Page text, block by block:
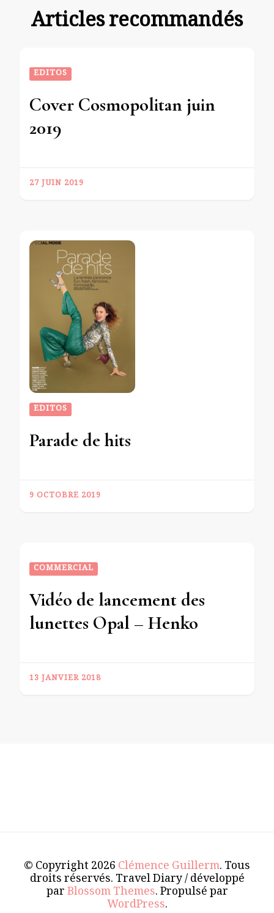
Articles recommandés
EDITOS
Cover Cosmopolitan juin
2019
27 JUIN 2019
EDITOS
Parade de hits
9 OCTOBRE 2019
COMMERCIAL
Vidéo de lancement des
lunettes Opal – Henko
13 JANVIER 2018
© Copyright 2026 Clémence Guillerm. Tous
droits réservés. Travel Diary / développé
parBlossom Themes. Propulsé par
WordPress.